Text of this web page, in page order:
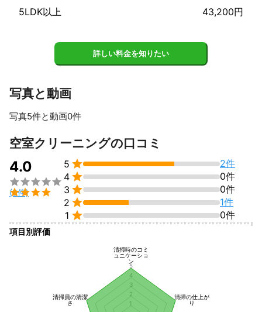
5LDK以上
43,200円
詳しい料金を知りたい
写真と動画
写真5件と動画0件
空室クリーニングの口コミ
4.0


(3件)
5 
2件
4 
0件
3 
0件
2 
1件
1  0件
項目別評価
清掃時のコミ
ュニケーショ
ン
清掃の仕上が
り
清掃員の清潔
さ
1
2
3
4
5